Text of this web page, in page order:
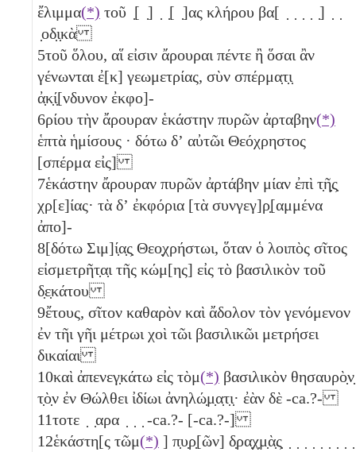
ἔλιμμα(*) τοῦ ̣[ ̣] ̣ ̣[ ̣]ας κλήρου βα[ ̣ ̣ ̣ ̣ ̣] ̣ ̣
̣οδ̣ι̣κὰ
5τοῦ ὅλου, αἵ εἰσιν ἄρουραι πέντε ἢ ὅσαι ἂν
γένωνται ἐ[κ] γεωμετρίας, σὺν σπέρμα̣τ̣ι̣
ἀ̣κ̣ί̣[νδυνον ἐκφο]-
6ρίου τὴν ἄρουραν ἑκάστην πυρῶν ἀρταβην(*)
ἑπτὰ ἡμίσους · δότω δʼ αὐτῶι Θεόχρηστος
[σπέρμα εἰς]
7ἑκάστην ἄρουραν πυρῶν ἀρτάβην μίαν ἐπὶ τ̣ῆ̣ς̣
χρ[ε]ίας· τὰ δʼ ἐκφόρια [τὰ συνγεγ]ρ̣[αμμένα
ἀπο]-
8[δότω Σιμ]ί̣α̣ς̣ Θεο̣χρήστωι, ὅταν ὁ λοιπὸς σῖτος
εἰσμετρῆτ̣α̣ι τῆς κώμ[ης] εἰς τὸ βασιλικὸν τοῦ
δ̣ε̣κάτου
9ἔτους, σῖτον καθαρὸν καὶ ἄδολον τὸν γενόμενον
ἐν τῆι γῆι μέτρωι χοὶ τῶι βασιλικῶι μετρήσει
δικαίαι
10καὶ ἀπενεγ̣κάτω εἰς τὸμ(*) βασιλικὸν θησαυρὸ̣ν̣
τ̣ὸ̣ν ἐν Θώλθει ἰδίωι ἀνηλώ̣μ̣α̣τ̣ι̣· ἐὰν δὲ -ca.?-
11τοτε ̣ ̣αρα ̣ ̣ ̣ -ca.?- [-ca.?-]
12ἑκάστη[ς τῶμ(*) ] π̣υ̣ρ̣[ῶν] δ̣ρα̣χ̣μ̣ὰ̣ς̣ ̣ ̣ ̣ ̣ ̣ ̣ ̣ ̣ ̣